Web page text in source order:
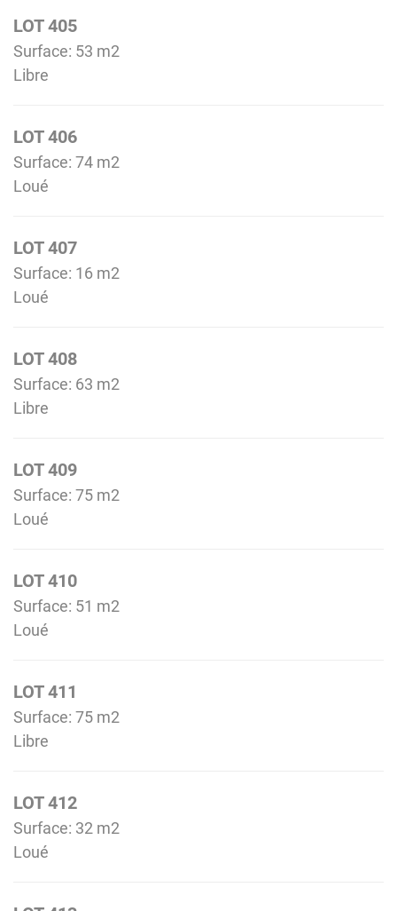
LOT 405
Surface: 53 m2
Libre
LOT 406
Surface: 74 m2
Loué
LOT 407
Surface: 16 m2
Loué
LOT 408
Surface: 63 m2
Libre
LOT 409
Surface: 75 m2
Loué
LOT 410
Surface: 51 m2
Loué
LOT 411
Surface: 75 m2
Libre
LOT 412
Surface: 32 m2
Loué